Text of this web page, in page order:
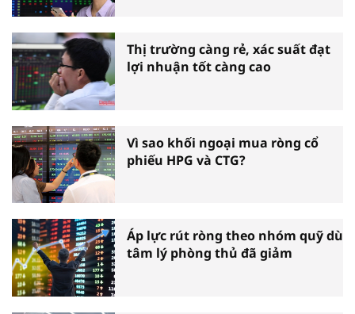
Thị trường càng rẻ, xác suất đạt
lợi nhuận tốt càng cao
Vì sao khối ngoại mua ròng cổ
phiếu HPG và CTG?
Áp lực rút ròng theo nhóm quỹ dù
tâm lý phòng thủ đã giảm